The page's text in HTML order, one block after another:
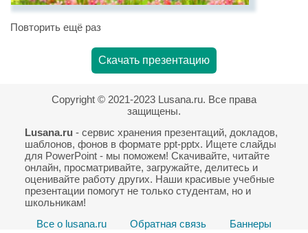
Повторить ещё раз
Скачать презентацию
Copyright © 2021-2023 Lusana.ru. Все права
защищены.
Lusana.ru - сервис хранения презентаций, докладов,
шаблонов, фонов в формате ppt-pptx. Ищете слайды
для PowerPoint - мы поможем! Скачивайте, читайте
онлайн, просматривайте, загружайте, делитесь и
оценивайте работу других. Наши красивые учебные
презентации помогут не только студентам, но и
школьникам!
Все о lusana.ru
Обратная связь Баннеры